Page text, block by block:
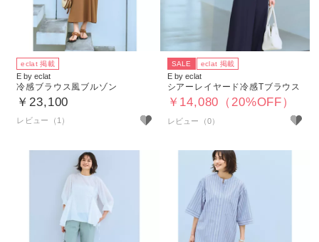
eclat 掲載
E by eclat
冷感ブラウス風ブルゾン
￥23,100
レビュー（1）
SALE eclat 掲載
E by eclat
シアーレイヤード冷感Tブラウス
￥14,080（20%OFF）